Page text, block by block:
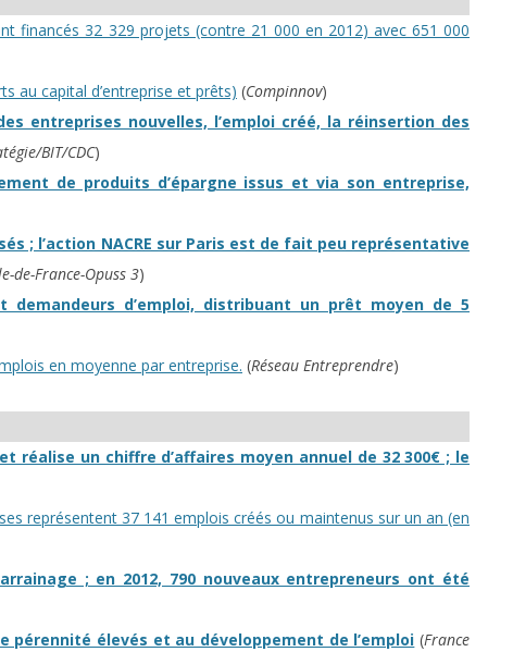
financés 32 329 projets (contre 21 000 en 2012) avec 651 000
au capital d’entreprise et prêts) (Compinnov)
entreprises nouvelles, l’emploi créé, la réinsertion des
BIT/CDC)
de produits d’épargne issus et via son entreprise,
; l’action NACRE sur Paris est de fait peu représentative
de-France-Opuss 3)
demandeurs d’emploi, distribuant un prêt moyen de 5
en moyenne par entreprise. (Réseau Entreprendre)
réalise un chiffre d’affaires moyen annuel de 32 300€ ; le
représentent 37 141 emplois créés ou maintenus sur un an (en
; en 2012, 790 nouveaux entrepreneurs ont été
pérennité élevés et au développement de l’emploi (France